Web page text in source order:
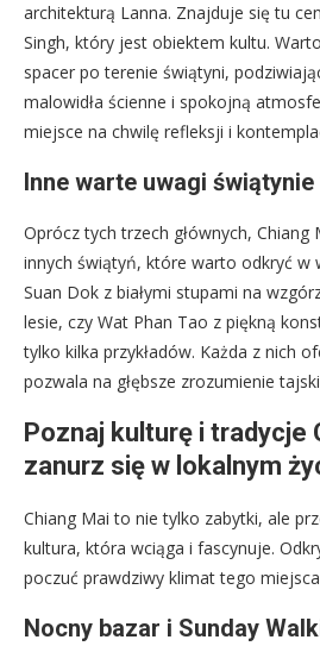
architekturą Lanna. Znajduje się tu
Singh, który jest obiektem kultu.
spacer po terenie świątyni,
malowidła ścienne i spokojną
miejsce na chwilę refleksji i
Inne warte uwagi
Oprócz tych trzech głównych, Chiang
innych świątyń, które warto odkryć w
Suan Dok z białymi stupami na
lesie, czy Wat Phan Tao z piękną
tylko kilka przykładów. Każda z nich
pozwala na głębsze zrozumienie
Poznaj kulturę i tradycje
zanurz się w lokalnym
Chiang Mai to nie tylko zabytki, ale
kultura, która wciąga i fascynuje.
poczuć prawdziwy klimat tego
Nocny bazar i Sunday